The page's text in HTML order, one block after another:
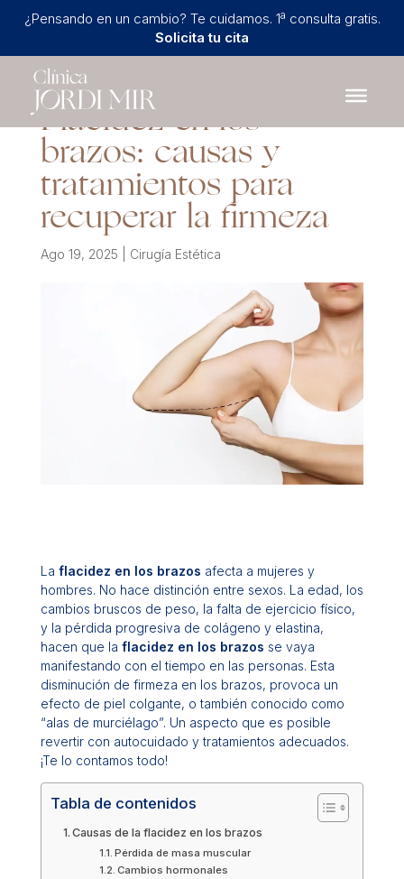
¿Pensando en un cambio? Te cuidamos. 1ª consulta gratis.
Solicita tu cita
Flacidez en los
brazos: causas y
tratamientos para
recuperar la firmeza
Ago 19, 2025 Cirugía Estética
La flacidez en los brazos afecta a mujeres y
hombres. No hace distinción entre sexos. La edad, los
cambios bruscos de peso, la falta de ejercicio físico,
y la pérdida progresiva de colágeno y elastina,
hacen que la flacidez en los brazos se vaya
manifestando con el tiempo en las personas. Esta
disminución de firmeza en los brazos, provoca un
efecto de piel colgante, o también conocido como
“alas de murciélago”. Un aspecto que es posible
revertir con autocuidado y tratamientos adecuados.
¡Te lo contamos todo!
Tabla de contenidos
Causas de la flacidez en los brazos
Pérdida de masa muscular
Cambios hormonales